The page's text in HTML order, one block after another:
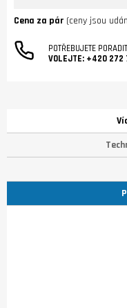
Cena za pár (ceny jsou
POTŘEBUJETE
VOLEJTE: +420 272